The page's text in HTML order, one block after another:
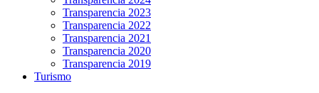
Transparencia 2023
Transparencia 2022
Transparencia 2021
Transparencia 2020
Transparencia 2019
Turismo